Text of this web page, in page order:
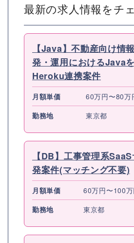
最新の求人情報をチ
【Java】不動産向け情
発・運用におけるJava
Heroku連携案件
月額単価
60万円〜80万
勤務地
東京都
【DB】工事管理系
発案件(マッチング不要)
月額単価
60万円〜100万
勤務地
東京都